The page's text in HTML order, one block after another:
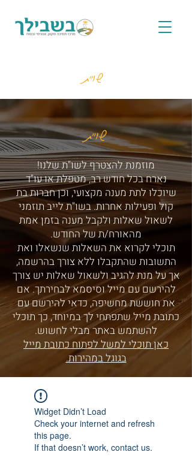
שו"ת
שו"ת
מוזמנת להצטרף לשו"ת שלנו!
נארח בכל חודש רב, מטפלת או עו"ד
שיוכלו לתת מענה מקצועי, וכן חברות בת
קול ופעילות אחרות. בשו"ת לייב תוזמני
לשאול שאלות ולקבל מענה בזמן אמת
מהאורח/ת של החודש.
תוכלי לקרוא את השאלות שנשאלו ואת
התשובות שהתקבלו ללא צורך בהרשמה,
אך על מנת להגיב ולשאול שאלות יש צורך
להירשם עם מייל וסיסמא לבחירתך. אם
את חוששת מחשיפה, כדאי להירשם עם
כתובת מייל שתפתחי לך במיוחד, כך תוכלי
להשתמש באתר מבלי לחשוש.
כאן תוכלי למשל לפתוח כתובת מייל
בגוגל במהירות.
Widget Didn’t Load
Check your internet and refresh
this page.
If that doesn’t work, contact us.